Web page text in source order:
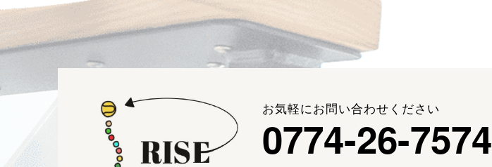
お気軽にお問い合わせください
0774-26-7574